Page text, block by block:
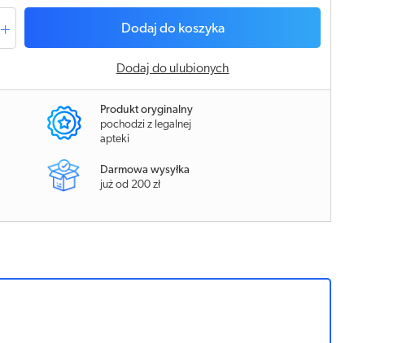
Dodaj do koszyka
Dodaj do ulubionych
Produkt oryginalny
pochodzi z legalnej
apteki
Darmowa wysyłka
już od 200 zł